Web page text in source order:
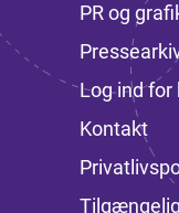
PR og
Log ind for
Kontakt